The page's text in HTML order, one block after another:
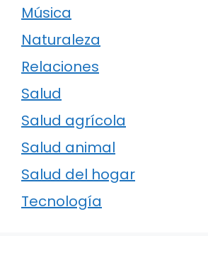
Música
Naturaleza
Relaciones
Salud
Salud agrícola
Salud animal
Salud del hogar
Tecnología